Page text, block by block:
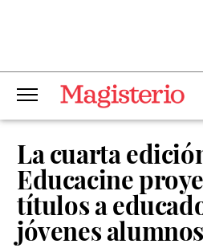
La cuarta
Educacine
títulos a
jóvenes alumnos